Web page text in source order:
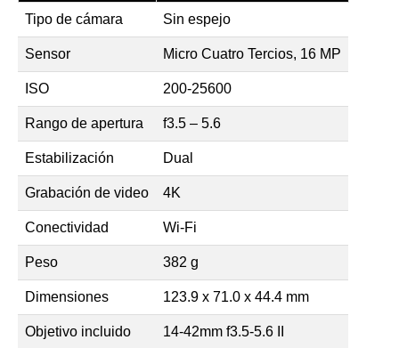
Tipo de cámara Sin espejo
Sensor Micro Cuatro Tercios, 16 MP
ISO 200-25600
Rango de apertura f3.5 – 5.6
Estabilización Dual
Grabación de video 4K
Conectividad Wi-Fi
Peso 382 g
Dimensiones 123.9 x 71.0 x 44.4 mm
Objetivo incluido 14-42mm f3.5-5.6 II